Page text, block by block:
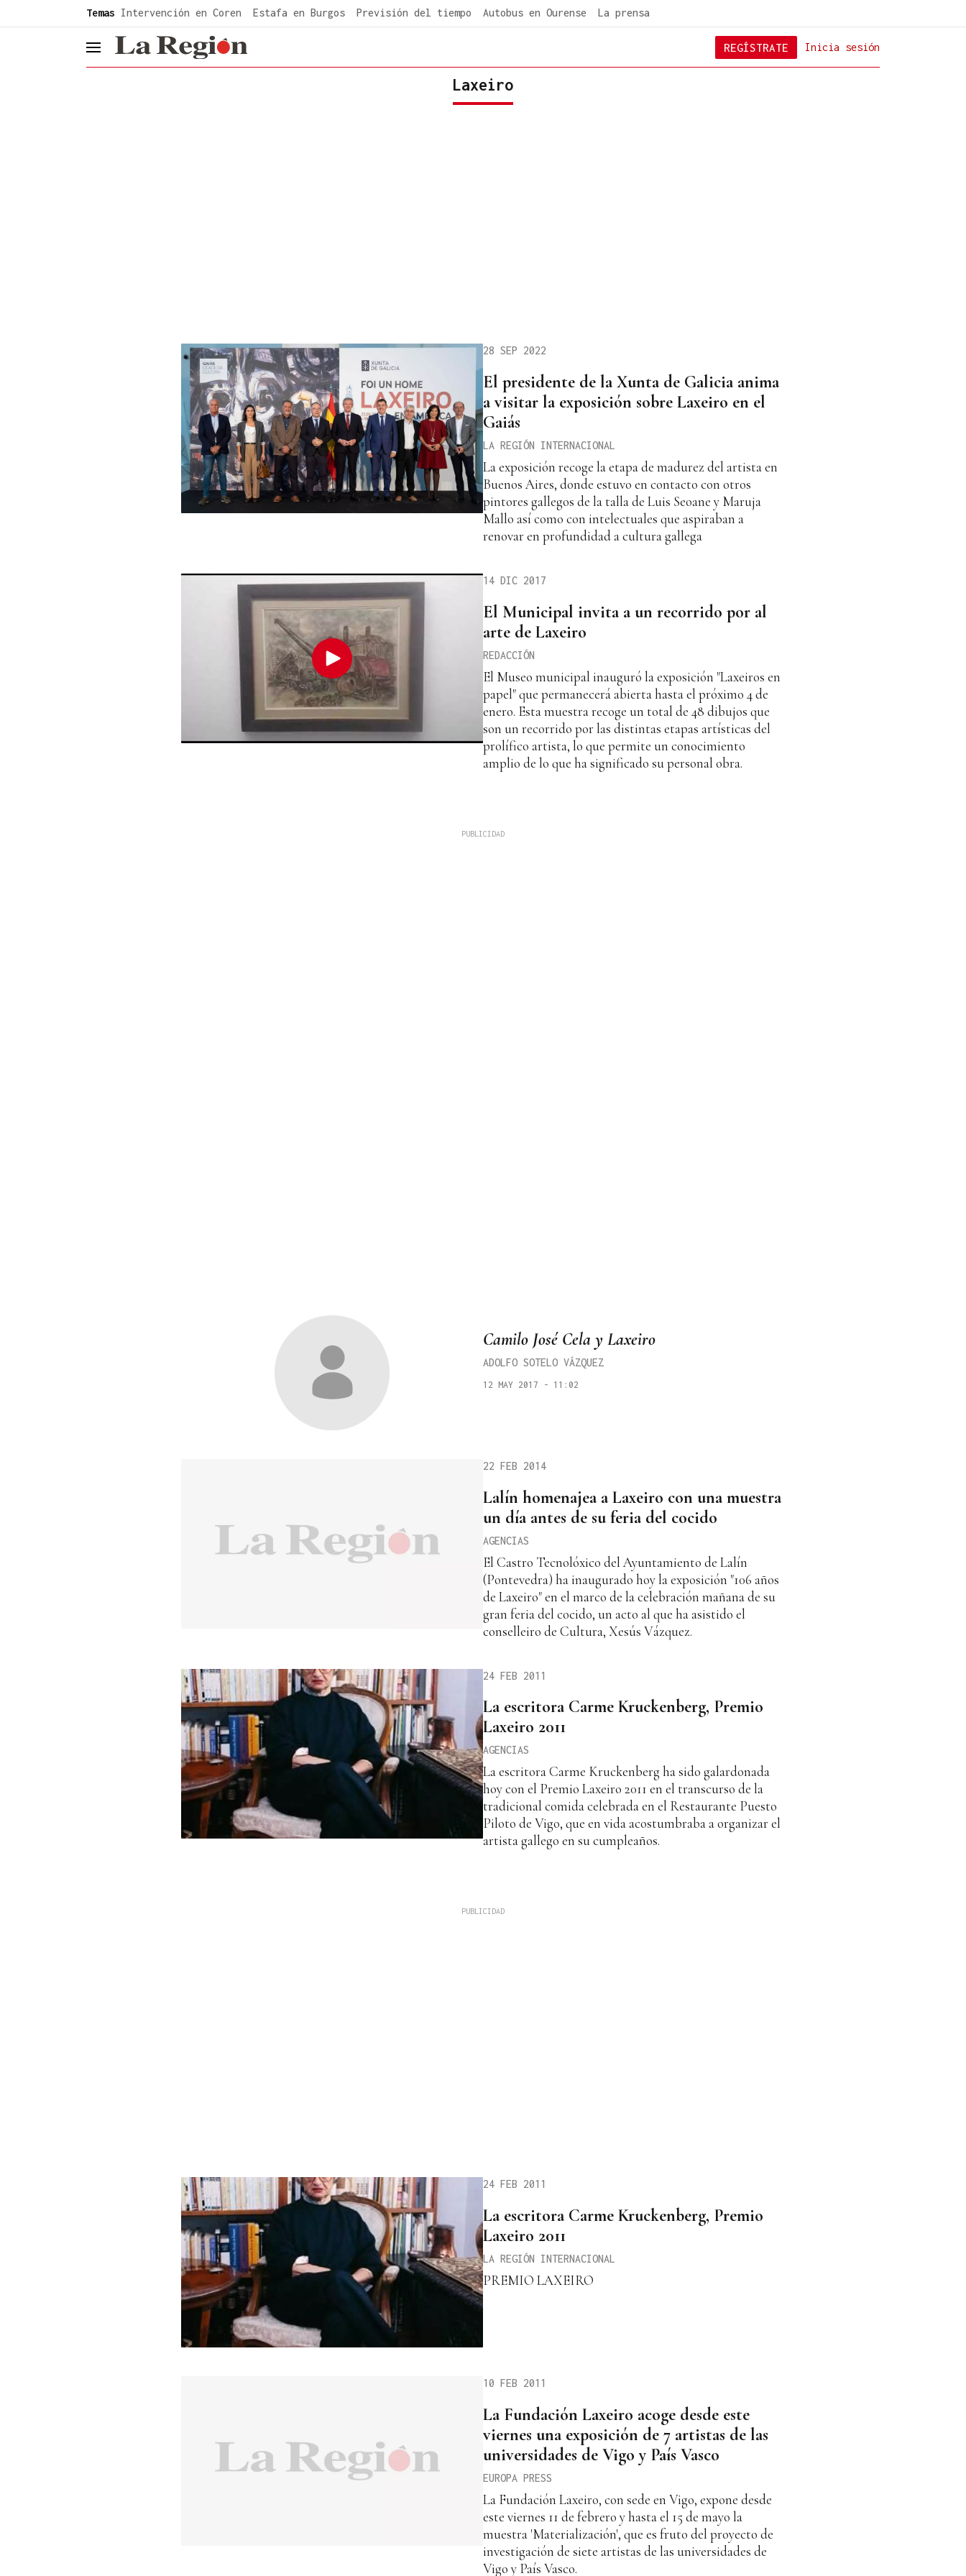
Temas Intervención en Coren Estafa en Burgos Previsión del tiempo Autobus en Ourense La prensa
header.menu.open Inicia sesión
REGÍSTRATE
Laxeiro
28 SEP 2022
El presidente de la Xunta de Galicia anima
a visitar la exposición sobre Laxeiro en el
Gaiás
LA REGIÓN INTERNACIONAL
La exposición recoge la etapa de madurez del artista en
Buenos Aires, donde estuvo en contacto con otros
pintores gallegos de la talla de Luis Seoane y Maruja
Mallo así como con intelectuales que aspiraban a
renovar en profundidad a cultura gallega
14 DIC 2017
El Municipal invita a un recorrido por al
arte de Laxeiro
REDACCIÓN
El Museo municipal inauguró la exposición "Laxeiros en
papel" que permanecerá abierta hasta el próximo 4 de
enero. Esta muestra recoge un total de 48 dibujos que
son un recorrido por las distintas etapas artísticas del
prolífico artista, lo que permite un conocimiento
amplio de lo que ha significado su personal obra.
Camilo José Cela y Laxeiro
ADOLFO SOTELO VÁZQUEZ
12 MAY 2017 - 11:02
22 FEB 2014
Lalín homenajea a Laxeiro con una muestra
un día antes de su feria del cocido
AGENCIAS
El Castro Tecnolóxico del Ayuntamiento de Lalín
(Pontevedra) ha inaugurado hoy la exposición "106 años
de Laxeiro" en el marco de la celebración mañana de su
gran feria del cocido, un acto al que ha asistido el
conselleiro de Cultura, Xesús Vázquez.
24 FEB 2011
La escritora Carme Kruckenberg, Premio
Laxeiro 2011
AGENCIAS
La escritora Carme Kruckenberg ha sido galardonada
hoy con el Premio Laxeiro 2011 en el transcurso de la
tradicional comida celebrada en el Restaurante Puesto
Piloto de Vigo, que en vida acostumbraba a organizar el
artista gallego en su cumpleaños.
24 FEB 2011
La escritora Carme Kruckenberg, Premio
Laxeiro 2011
LA REGIÓN INTERNACIONAL
PREMIO LAXEIRO
10 FEB 2011
La Fundación Laxeiro acoge desde este
viernes una exposición de 7 artistas de las
universidades de Vigo y País Vasco
EUROPA PRESS
La Fundación Laxeiro, con sede en Vigo, expone desde
este viernes 11 de febrero y hasta el 15 de mayo la
muestra 'Materialización', que es fruto del proyecto de
investigación de siete artistas de las universidades de
Vigo y País Vasco.